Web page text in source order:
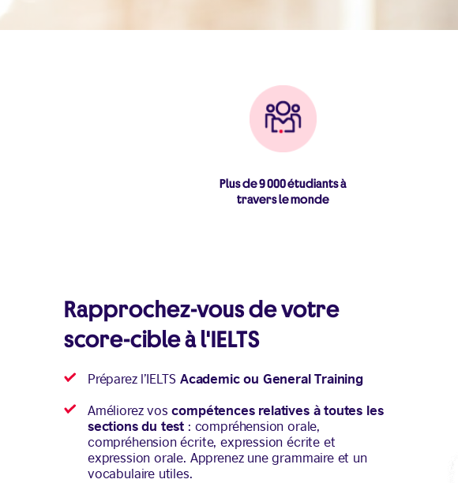
Plus de 9 000 étudiants à
travers le monde
Rapprochez-vous de votre
score-cible à l'IELTS
Préparez l’IELTS Academic ou General Training
Améliorez voscompétences relatives à toutes les
sections du test : compréhension orale,
compréhension écrite, expression écrite et
expression orale. Apprenez une grammaire et un
vocabulaire utiles.